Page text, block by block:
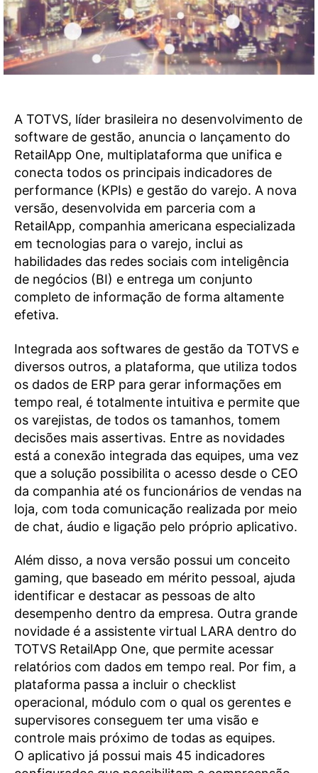
A TOTVS, líder brasileira no desenvolvimento de
software de gestão, anuncia o lançamento do
RetailApp One, multiplataforma que unifica e
conecta todos os principais indicadores de
performance (KPIs) e gestão do varejo. A nova
versão, desenvolvida em parceria com a
RetailApp, companhia americana especializada
em tecnologias para o varejo, inclui as
habilidades das redes sociais com inteligência
de negócios (BI) e entrega um conjunto
completo de informação de forma altamente
efetiva.
Integrada aos softwares de gestão da TOTVS e
diversos outros, a plataforma, que utiliza todos
os dados de ERP para gerar informações em
tempo real, é totalmente intuitiva e permite que
os varejistas, de todos os tamanhos, tomem
decisões mais assertivas. Entre as novidades
está a conexão integrada das equipes, uma vez
que a solução possibilita o acesso desde o CEO
da companhia até os funcionários de vendas na
loja, com toda comunicação realizada por meio
de chat, áudio e ligação pelo próprio aplicativo.
Além disso, a nova versão possui um conceito
gaming, que baseado em mérito pessoal, ajuda
identificar e destacar as pessoas de alto
desempenho dentro da empresa. Outra grande
novidade é a assistente virtual LARA dentro do
TOTVS RetailApp One, que permite acessar
relatórios com dados em tempo real. Por fim, a
plataforma passa a incluir o checklist
operacional, módulo com o qual os gerentes e
supervisores conseguem ter uma visão e
controle mais próximo de todas as equipes.
O aplicativo já possui mais 45 indicadores